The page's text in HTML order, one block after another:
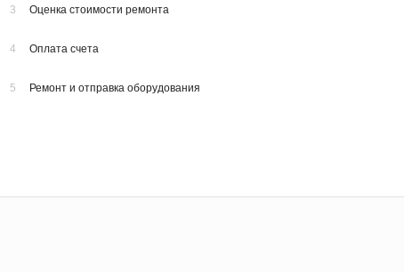
3 Оценка стоимости ремонта
4 Оплата счета
5 Ремонт и отправка оборудования